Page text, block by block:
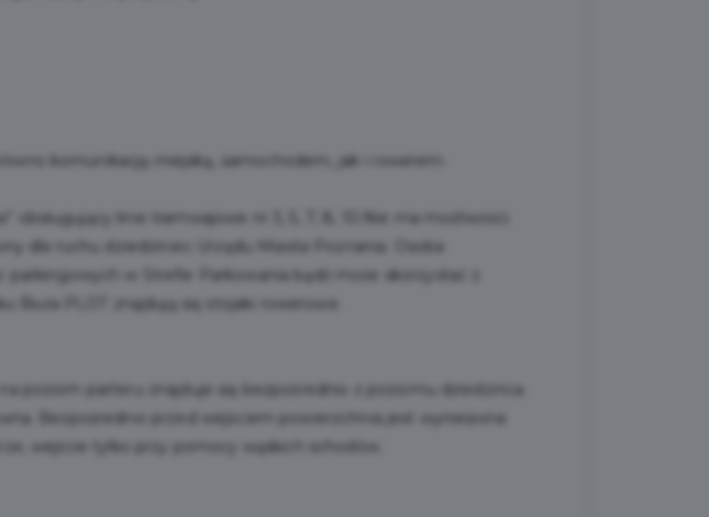
komunikacją miejską, samochodem, jak i rowerem.
obsługujący linie tramwajowe nr 3, 5, 7, 8, 10.Nie ma możliwości
dla ruchu dziedziniec Urzędu Miasta Poznania. Osoba
w Strefie Parkowania bądź może skorzystać z
PLOT znajdują się stojaki rowerowe.
poziom parteru znajduje się bezpośrednio z poziomu dziedzińca.
Bezpośrednio przed wejściem powierzchnia jest wyniesiona
wejście tylko przy pomocy wąskich schodów.